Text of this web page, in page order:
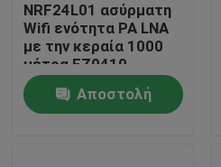
Υποθέσεις
Ιστολόγιο
NRF24L01 ασύρματη
Wifi ενότητα PA LNA
με την κεραία 1000
μέτρα FZ0410
Αποστολή